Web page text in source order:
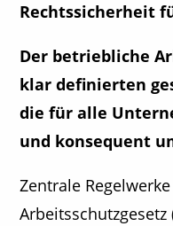
Rechtssicherheit
Der betriebliche
klar definierten
die für alle
und konsequent
Zentrale
Arbeitsschutzgesetz